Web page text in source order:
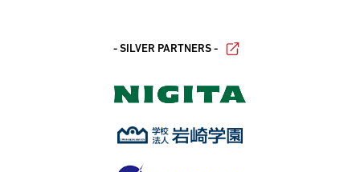
- SILVER PARTNERS -